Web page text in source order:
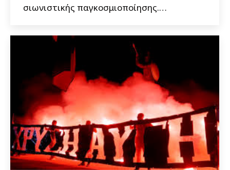
σιωνιστικής παγκοσμιοποίησης.…